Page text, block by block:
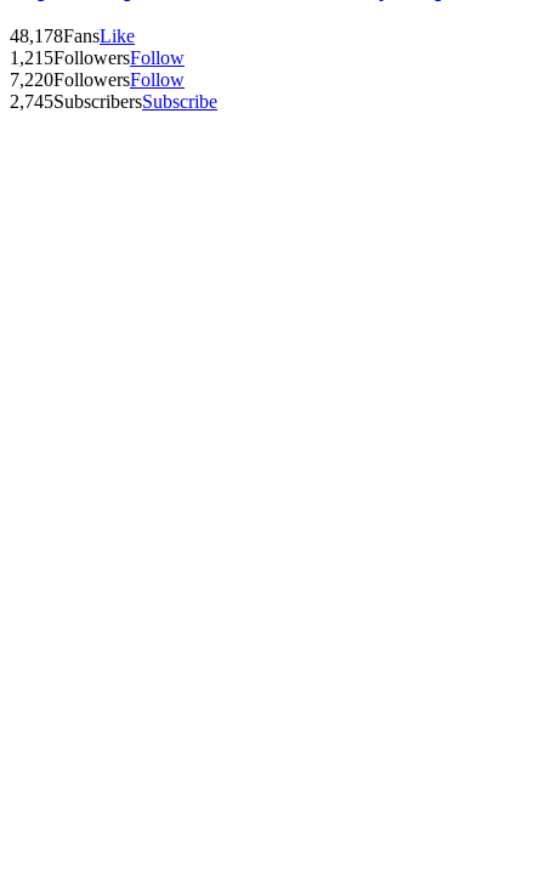
48,178FansLike
1,215FollowersFollow
7,220FollowersFollow
2,745SubscribersSubscribe